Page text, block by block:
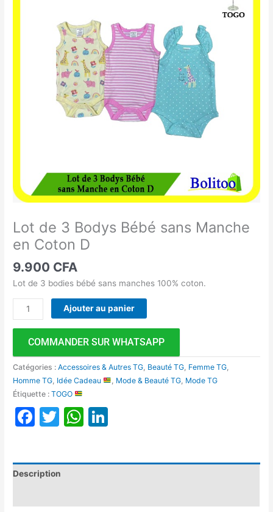
Lot de 3 Bodys Bébé sans Manche
en Coton D
9.900 CFA
Lot de 3 bodies bébé sans manches 100% coton.
Ajouter au panier
COMMANDER SUR WHATSAPP
Catégories :Accessoires & Autres TG Beauté TG Femme TG
Homme TG Idée Cadeau Mode & Beauté TG Mode TG
Étiquette :TOGO
Facebook
TwitterWhatsApp
Description